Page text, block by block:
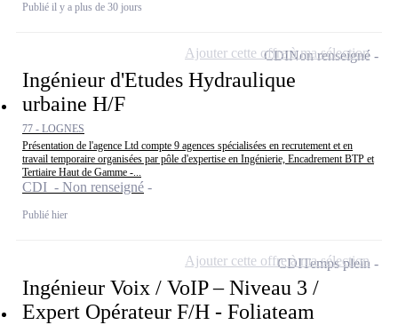
Publié il y a plus de 30 jours
Ingénieur d'Etudes Hydraulique
urbaine H/F
77 - LOGNES
Présentation de l'agence Ltd compte 9 agences spécialisées en recrutement et en
travail temporaire organisées par pôle d'expertise en Ingénierie, Encadrement BTP et
Tertiaire Haut de Gamme -...
CDI - Non renseigné
Publié hier
CDINon renseigné
Ajouter cette offre à ma sélection
Ingénieur Voix / VoIP – Niveau 3 /
Expert Opérateur F/H - Foliateam
CDITemps plein
Ajouter cette offre à ma sélection